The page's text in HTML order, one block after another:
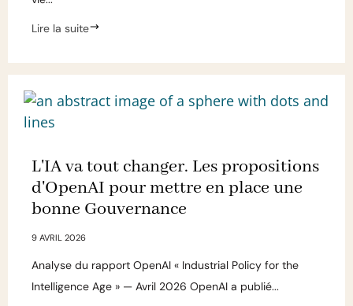
Lire la suite
L'IA va tout changer. Les propositions
d'OpenAI pour mettre en place une
bonne Gouvernance
9 AVRIL 2026
Analyse du rapport OpenAI « Industrial Policy for the
Intelligence Age » — Avril 2026 OpenAI a publié...